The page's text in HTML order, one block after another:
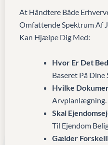
At Håndtere Både
Omfattende Spektrum Af
Kan Hjælpe Dig Med:
Hvor Er Det
Baseret På
Hvilke
Arvplanlægning.
Skal
Til Ejendom
Gælder